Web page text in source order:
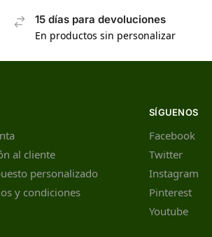
15 días para devoluciones
En productos sin personalizar
al cliente
personalizado
y condiciones
SÍGUENOS
Facebook
Twitter
Instagram
Pinterest
Youtube